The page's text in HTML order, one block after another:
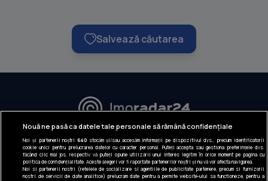
Salvează căutarea
URMĂREȘTE-NE:
INFORMAȚII COMPANIE
Despre noi
Nouă ne pasă ca datele tale personale să rămână confidențiale
Noi și partenerii noștri 640stocăm și/sau accesăm informații pe dispozitivul dvs., precum identificatorii
cookie unici pentru prelucrarea datelor cu caracter personal. Puteți accepta sau gestiona preferințele dvs.
făcând clic mai jos, respectiv vă puteți opune utilizării unui interes legitim în orice moment pe pagina cu
politica de confidențialitate. Aceste alegeri vor fi raportate partenerilor noștri și nu vă vor afecta navigarea.
Noi si partenerii nostri (retelele de socializare si agentiile de publicitate partenere, precum si furnizorii
nostri de servicii de date analitice) prelucram date pentru a permite website-ului sa functioneze, pentru a